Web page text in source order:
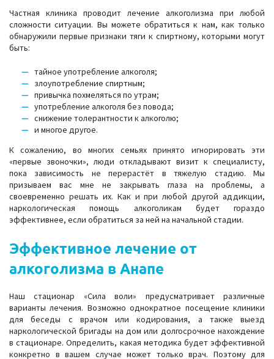
Частная клиника проводит лечение алкоголизма при любой
сложности ситуации. Вы можете обратиться к нам, как только
обнаружили первые признаки тяги к спиртному, которыми могут
быть:
тайное употребление алкоголя;
злоупотребление спиртным;
привычка похмеляться по утрам;
употребление алкоголя без повода;
снижение толерантности к алкоголю;
и многое другое.
К сожалению, во многих семьях принято игнорировать эти
«первые звоночки», люди откладывают визит к специалисту,
пока зависимость не перерастёт в тяжелую стадию. Мы
призываем вас мне не закрывать глаза на проблемы, а
своевременно решать их. Как и при любой другой аддикции,
наркологическая помощь алкоголикам будет гораздо
эффективнее, если обратиться за ней на начальной стадии.
Эффективное лечение от
алкоголизма в Анапе
Наш стационар «Сила воли» предусматривает различные
варианты лечения. Возможно однократное посещение клиники
для беседы с врачом или кодирования, а также выезд
наркологической бригады на дом или долгосрочное нахождение
в стационаре. Определить, какая методика будет эффективной
конкретно в вашем случае может только врач. Поэтому для